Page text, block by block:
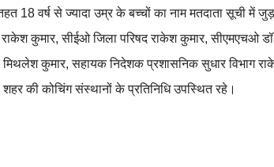
18 वर्ष से ज्यादा उम्र के बच्चों का नाम मतदाता सूची में
कुमार, सीईओ जिला परिषद राकेश कुमार, सीएमएचओ
कुमार, सहायक निदेशक प्रशासनिक सुधार विभाग
की कोचिंग संस्थानों के प्रतिनिधि उपस्थित रहे।